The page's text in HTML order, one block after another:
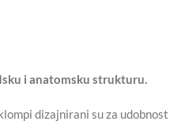
i anatomsku strukturu.
dizajnirani su za udobnost